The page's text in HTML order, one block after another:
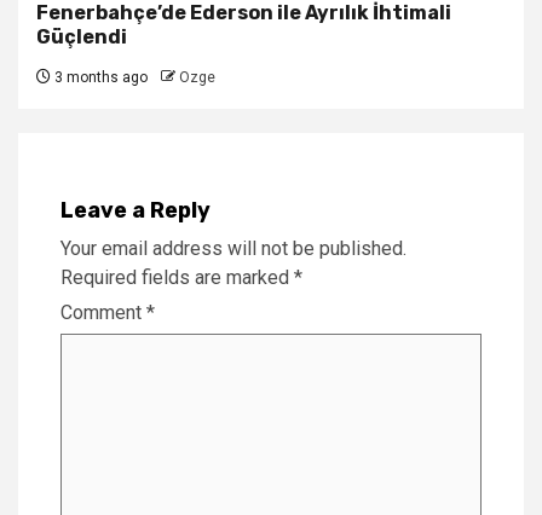
Fenerbahçe’de Ederson ile Ayrılık İhtimali
Güçlendi
3 months ago Ozge
Leave a Reply
Your email address will not be published.
Required fields are marked *
Comment *